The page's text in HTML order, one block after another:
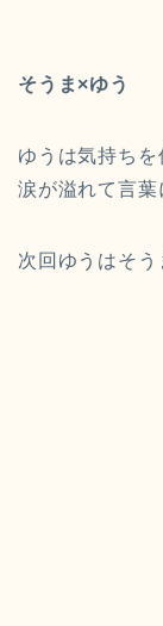
そうま×ゆう
ゆうは気持ちを
涙が溢れて言葉
次回ゆうはそう